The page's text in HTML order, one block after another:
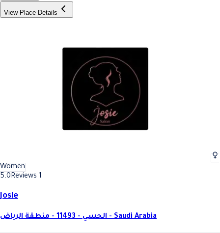
View Place Details
Women
5.0Reviews 1
Josie
الحسي - 11493 - منطقة الرياض - Saudi Arabia